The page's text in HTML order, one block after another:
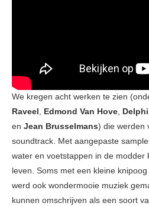
We kregen acht werken te zien
Raveel, Edmond Van Hove,
en Jean Brusselmans) die werden
soundtrack. Met aangepaste
water en voetstappen in de modder
leven. Soms met een kleine
werd ook wondermooie muziek
kunnen omschrijven als een soort